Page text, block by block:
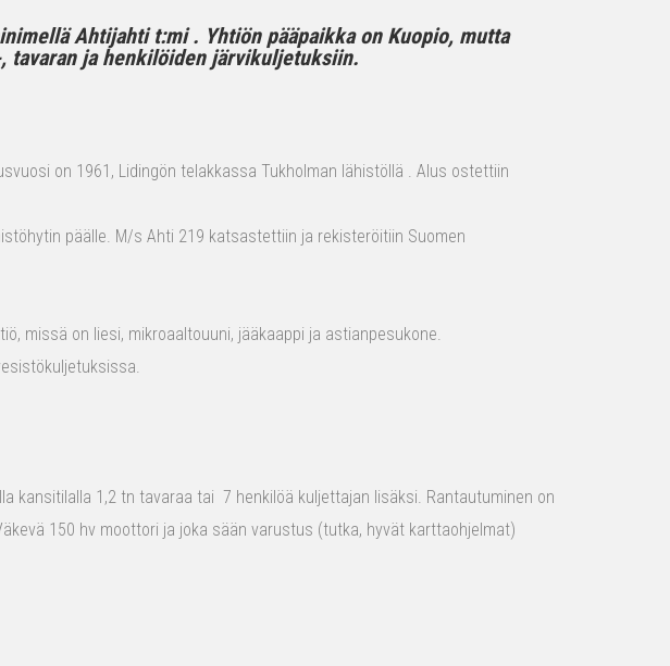
Ahtijahti t:mi . Yhtiön pääpaikka on Kuopio, mutta
tavaran ja henkilöiden järvikuljetuksiin.
on 1961, Lidingön telakkassa Tukholman lähistöllä . Alus ostettiin
päälle. M/s Ahti 219 katsastettiin ja rekisteröitiin Suomen
missä on liesi, mikroaaltouuni, jääkaappi ja astianpesukone.
kansitilalla 1,2 tn tavaraa tai 7 henkilöä kuljettajan lisäksi. Rantautuminen on
150 hv moottori ja joka sään varustus (tutka, hyvät karttaohjelmat)